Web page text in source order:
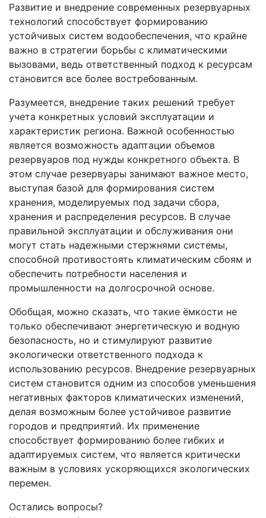
Развитие и внедрение современных резервуарных
технологий способствует формированию
устойчивых систем водообеспечения, что крайне
важно в стратегии борьбы с климатическими
вызовами, ведь ответственный подход к ресурсам
становится все более востребованным.
Разумеется, внедрение таких решений требует
учета конкретных условий эксплуатации и
характеристик региона. Важной особенностью
является возможность адаптации объемов
резервуаров под нужды конкретного объекта. В
этом случае резервуары занимают важное место,
выступая базой для формирования систем
хранения, моделируемых под задачи сбора,
хранения и распределения ресурсов. В случае
правильной эксплуатации и обслуживания они
могут стать надежными стержнями системы,
способной противостоять климатическим сбоям и
обеспечить потребности населения и
промышленности на долгосрочной основе.
Обобщая, можно сказать, что такие ёмкости не
только обеспечивают энергетическую и водную
безопасность, но и стимулируют развитие
экологически ответственного подхода к
использованию ресурсов. Внедрение резервуарных
систем становится одним из способов уменьшения
негативных факторов климатических изменений,
делая возможным более устойчивое развитие
городов и предприятий. Их применение
способствует формированию более гибких и
адаптируемых систем, что является критически
важным в условиях ускоряющихся экологических
перемен.
Остались вопросы?